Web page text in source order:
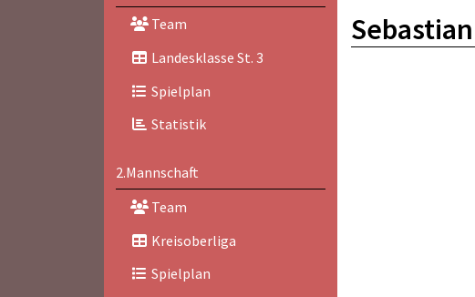
Team
Landesklasse St. 3
Spielplan
Statistik
2.Mannschaft
Team
Kreisoberliga
Spielplan